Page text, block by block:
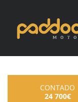
CONTADO
24 700€